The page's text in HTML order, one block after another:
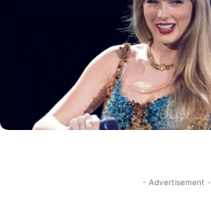
- Advertisement -